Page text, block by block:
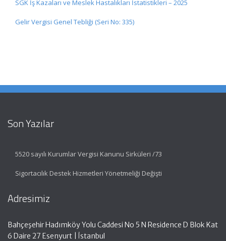
SGK İş Kazaları ve Meslek Hastalıkları İstatistikleri – 2025
Gelir Vergisi Genel Tebliği (Seri No: 335)
Son Yazılar
5520 sayılı Kurumlar Vergisi Kanunu Sirküleri /73
Sigortacılık Destek Hizmetleri Yönetmeliği Değişti
Adresimiz
Bahçeşehir Hadımköy Yolu Caddesi No 5 N Residence D Blok Kat
6 Daire 27 Esenyurt | İstanbul